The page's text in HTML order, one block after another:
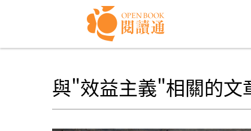
與"效益主義"相關的文